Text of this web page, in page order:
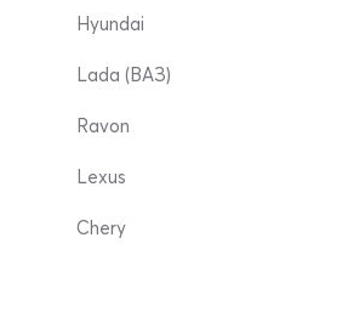
Hyundai
Lada (ВАЗ)
Ravon
Lexus
Chery